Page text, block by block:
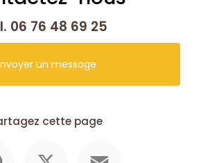
06 76 48 69 25
un message
cette page